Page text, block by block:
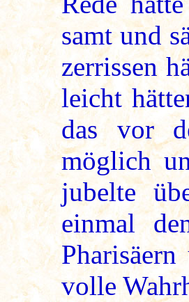
samt und
zerrissen
leicht
das vor
möglich
jubelte
einmal
volle